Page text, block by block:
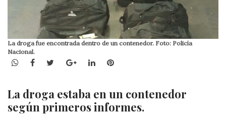
La droga fue encontrada dentro de un contenedor. Foto: Policía
Nacional.
WhatsApp
Facebook
TwitterGoogle+LinkedInPinterest
La droga estaba en un contenedor
según primeros informes.